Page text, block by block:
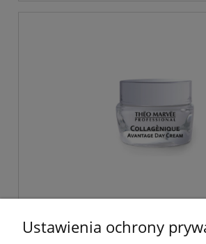
dzień Collagenique 50 ml
Ustawienia ochrony